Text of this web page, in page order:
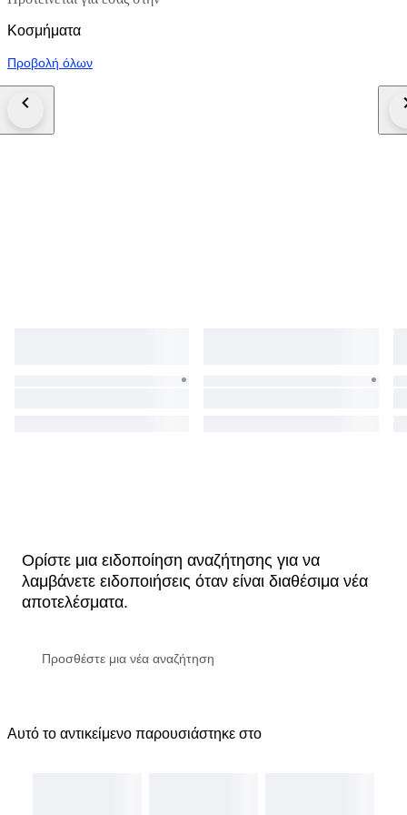
Κοσμήματα
Προβολή όλων
Ορίστε μια ειδοποίηση αναζήτησης για να
λαμβάνετε ειδοποιήσεις όταν είναι διαθέσιμα νέα
αποτελέσματα.
Αυτό το αντικείμενο παρουσιάστηκε στο